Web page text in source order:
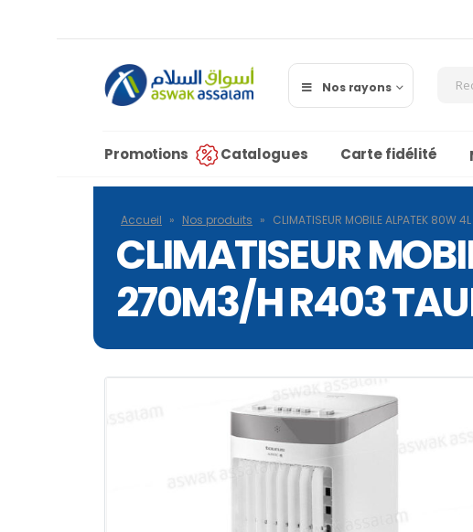
Nos rayons
Promotions Catalogues Carte fidélité
Accueil » Nos produits » CLIMATISEUR MOBILE ALPATEK 80W
CLIMATISEUR
270M3/H R403